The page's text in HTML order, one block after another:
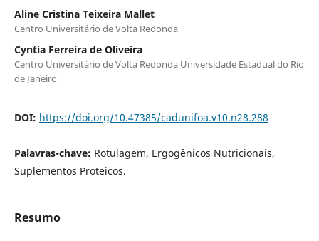
Aline Cristina Teixeira Mallet
Centro Universitário de Volta Redonda
Cyntia Ferreira de Oliveira
Centro Universitário de Volta Redonda Universidade Estadual do Rio
de Janeiro
DOI: https://doi.org/10.47385/cadunifoa.v10.n28.288
Palavras-chave: Rotulagem, Ergogênicos Nutricionais,
Suplementos Proteicos.
Resumo